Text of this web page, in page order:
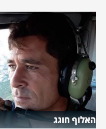
האלוף חוגג